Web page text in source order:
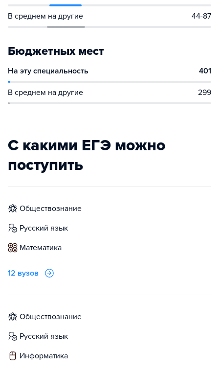
В среднем на другие 44-87
Бюджетных мест
На эту специальность 401
В среднем на другие 299
С какими ЕГЭ можно
поступить
обществознание
русский язык
математика
12 вузов
обществознание
русский язык
информатика